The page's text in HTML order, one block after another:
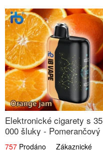
Elektronické cigarety s 35
000 šluky - Pomerančový
džem
757 Prodáno Zákaznické